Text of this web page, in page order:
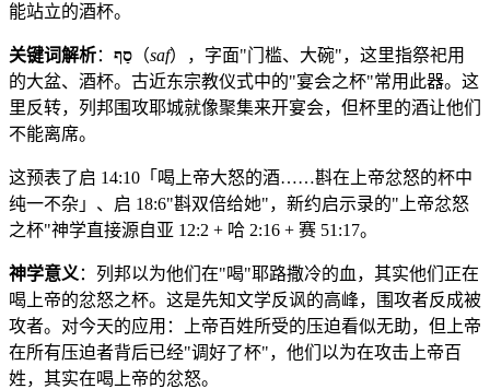
能站立的酒杯。
关键词解析： סַף （saf），字面"门槛、大碗"，这里指祭祀用
的大盆、酒杯。古近东宗教仪式中的"宴会之杯"常用此器。这
里反转，列邦围攻耶城就像聚集来开宴会，但杯里的酒让他们
不能离席。
这预表了启 14:10「喝上帝大怒的酒……斟在上帝忿怒的杯中
纯一不杂」、启 18:6"斟双倍给她"，新约启示录的"上帝忿怒
之杯"神学直接源自亚 12:2 + 哈 2:16 + 赛 51:17。
神学意义 ：列邦以为他们在"喝"耶路撒冷的血，其实他们正在
喝上帝的忿怒之杯。这是先知文学反讽的高峰，围攻者反成被
攻者。对今天的应用：上帝百姓所受的压迫看似无助，但上帝
在所有压迫者背后已经"调好了杯"，他们以为在攻击上帝百
姓，其实在喝上帝的忿怒。